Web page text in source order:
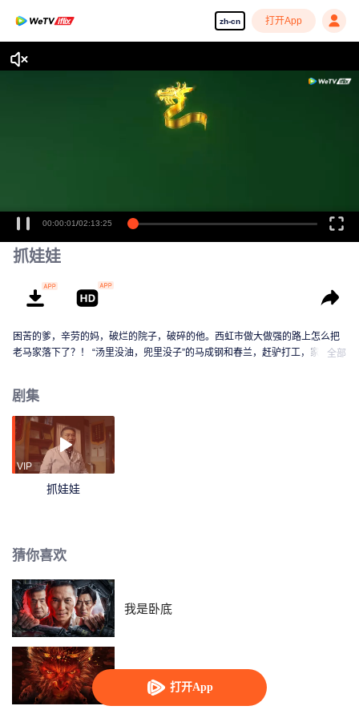
zh-cn 打开App
打开App
00:00:01/02:13:25
抓娃娃
困苦的爹，辛劳的妈，破烂的院子，破碎的他。西虹市做大做强的路上怎么把
老马家落下了？！ “汤里没油，兜里没子”的马成钢和春兰，赶驴打工，家徒四
都越来越不对劲……
全部
剧集
VIP
抓娃娃
猜你喜欢
我是卧底